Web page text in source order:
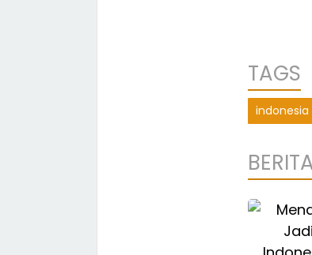
TAGS
indonesia